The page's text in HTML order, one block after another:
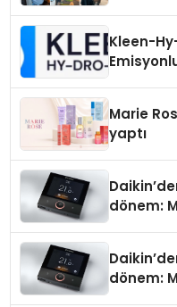
Kleen-
Marie
yaptı
dönem:
dönem: